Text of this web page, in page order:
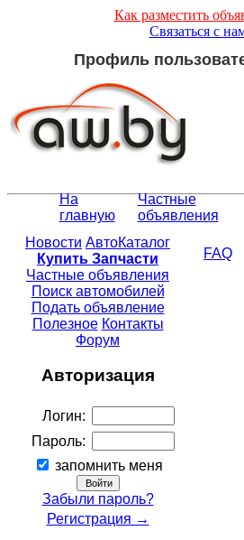
Как разместить
Связаться с
Профиль
На
главную
Частные
объявления
Новости АвтоКаталог
Купить Запчасти
Частные объявления
Поиск автомобилей
Подать объявление
Полезное Контакты
Форум
Авторизация
Логин:
Пароль:
запомнить меня
Забыли пароль?
Регистрация →
FAQ